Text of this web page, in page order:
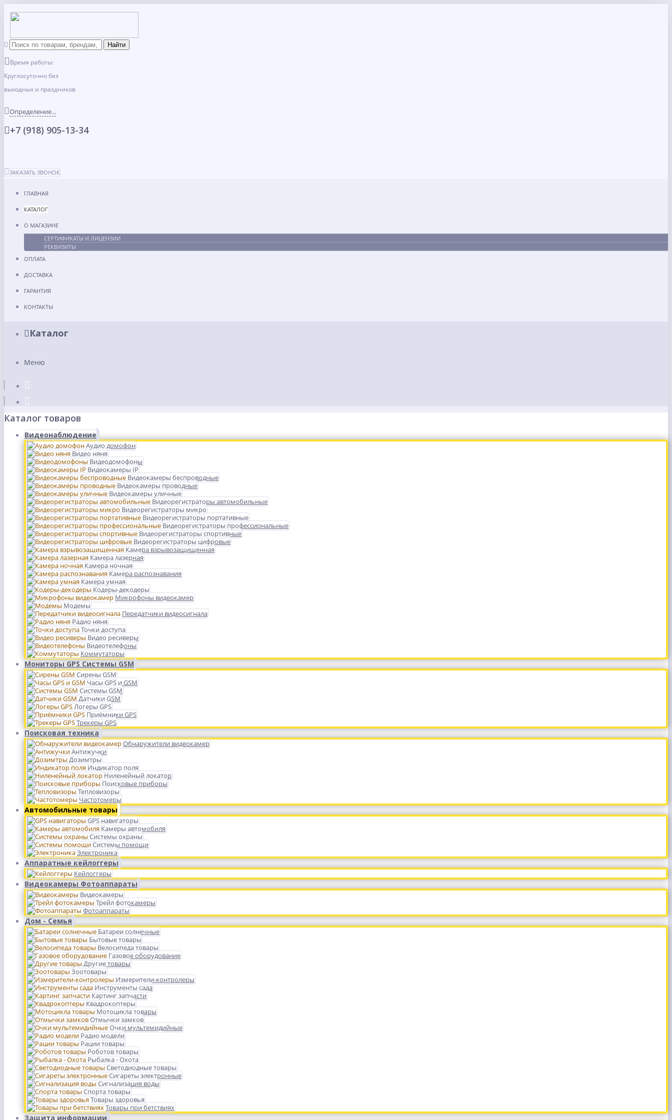
Время работы:
Круглосуточно без
выходных и праздников
Определение...
+7 (918) 905-13-34
ЗАКАЗАТЬ ЗВОНОК
ГЛАВНАЯ
КАТАЛОГ
О МАГАЗИНЕ
СЕРТИФИКАТЫ И ЛИЦЕНЗИИ
РЕКВИЗИТЫ
ОПЛАТА
ДОСТАВКА
ГАРАНТИЯ
КОНТАКТЫ
Каталог
Меню
Каталог товаров
Видеонаблюдение
Аудио домофон
Видео няня
Видеодомофоны
Видеокамеры IP
Видеокамеры беспроводные
Видеокамеры проводные
Видеокамеры уличные
Видеорегистраторы автомобильные
Видеорегистраторы микро
Видеорегистраторы портативные
Видеорегистраторы профессиональные
Видеорегистраторы спортивные
Видеорегистраторы цифровые
Камера взрывозащищенная
Камера лазерная
Камера ночная
Камера распознавания
Камера умная
Кодеры-декодеры
Микрофоны видеокамер
Модемы
Передатчики видеосигнала
Радио няня
Точки доступа
Видео ресиверы
Видеотелефоны
Коммутаторы
Мониторы GPS Системы GSM
Сирены GSM
Часы GPS и GSM
Системы GSM
Датчики GSM
Логеры GPS
Приёмники GPS
Трекеры GPS
Поисковая техника
Обнаружители видеокамер
Антижучки
Дозимтры
Индикатор поля
Ниленейный локатор
Поисковые приборы
Тепловизоры
Частотомеры
Автомобильные товары
GPS навигаторы
Камеры автомобиля
Системы охраны
Системы помощи
Электроника
Аппаратные кейлоггеры
Кейлоггеры
Видеокамеры Фотоаппараты
Видеокамеры
Трейл фотокамеры
Фотоаппараты
Дом - Семья
Батареи солнечные
Бытовые товары
Велосипеда товары
Газовое оборудование
Другие товары
Зоотовары
Измерители-контролеры
Инструменты сада
Картинг запчасти
Квадрокоптеры
Мотоцикла товары
Отмычки замков
Очки мультемидийные
Радио модели
Рации товары
Роботов товары
Рыбалка - Охота
Светодиодные товары
Сигареты электронные
Сигнализация воды
Спорта товары
Товары здоровья
Товары при бетствиях
Защита информации